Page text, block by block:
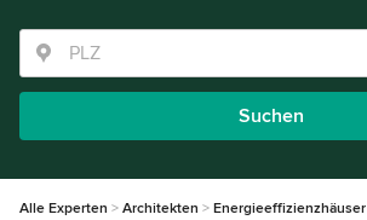
Suchen
Alle Experten Architekten Energieeffizienzhäuser